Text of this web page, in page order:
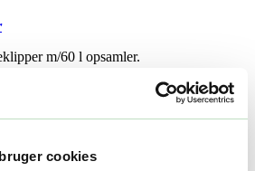
cookies
m/60 l opsamler.
Ultimative Selvkørende Plæneklipper
plæneklipper designet til store haver.
avanceret teknologi og brugervenlige